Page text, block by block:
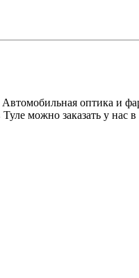
Автомобильная оптика и
можно заказать у нас